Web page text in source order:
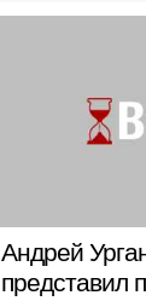
Андрей
представил